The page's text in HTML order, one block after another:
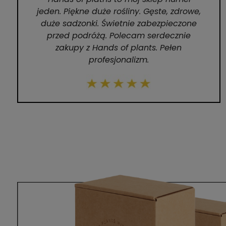
jeden. Piękne duże rośliny. Gęste, zdrowe,
duże sadzonki. Świetnie zabezpieczone
przed podróżą. Polecam serdecznie
zakupy z Hands of plants. Pełen
profesjonalizm.